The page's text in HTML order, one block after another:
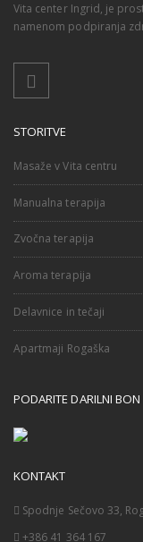
Vita center Ingrid, je
namenom podpiranja
STORITVE
Masaže v Vita centru
Manualna terapija
Zvočna terapija
Aroma terapija
Delavnice in tečaji
Apartmaji Rogaška
PODARITE DARILNI BON
KONTAKT
Spodnje Sečovo 33,
+386 41 364 167